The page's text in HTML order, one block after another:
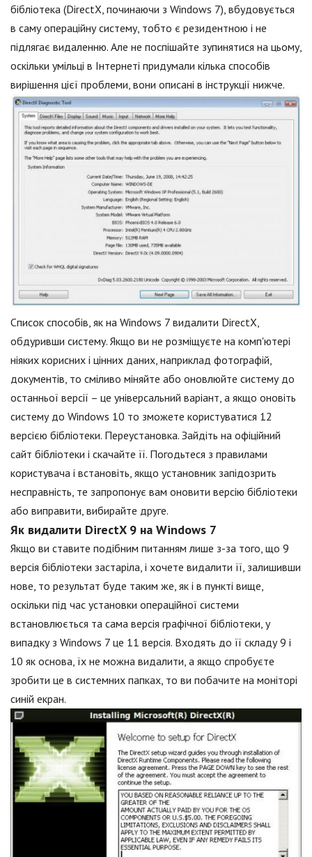
бібліотека (DirectX, починаючи з Windows 7), вбудовується
в саму операційну систему, тобто є резидентною і не
підлягає видаленню. Але не поспішайте зупинятися на цьому,
оскільки умільці в Інтернеті придумали кілька способів
вирішення цієї проблеми, вони описані в інструкції нижче.
Список способів, як на Windows 7 видалити DirectX,
обдуривши систему. Якщо ви не розміщуєте на комп'ютері
ніяких корисних і цінних даних, наприклад фотографій,
документів, то сміливо міняйте або оновлюйте систему до
останньої версії – це універсальний варіант, а якщо оновіть
систему до Windows 10 то зможете користуватися 12
версією бібліотеки. Переустановка. Зайдіть на офіційний
сайт бібліотеки і скачайте її. Погодьтеся з правилами
користувача і встановіть, якщо установник запідозрить
несправність, те запропонує вам оновити версію бібліотеки
або виправити, вибирайте друге.
Як видалити DirectX 9 на Windows 7
Якщо ви ставите подібним питанням лише з-за того, що 9
версія бібліотеки застаріла, і хочете видалити її, залишивши
нове, то результат буде таким же, як і в пункті вище,
оскільки під час установки операційної системи
встановлюється та сама версія графічної бібліотеки, у
випадку з Windows 7 це 11 версія. Входять до її складу 9 і
10 як основа, їх не можна видалити, а якщо спробуєте
зробити це в системних папках, то ви побачите на моніторі
синій екран.